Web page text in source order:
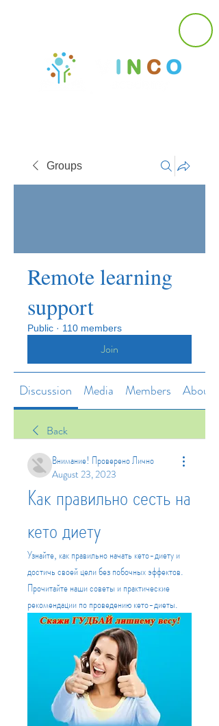
Groups
Remote learning
support
Public · 110 members
Join
Discussion Media Members About
Back
Внимание! Проверено Лично
August 23, 2023
Как правильно сесть на
кето диету
Узнайте, как правильно начать кето-диету и
достичь своей цели без побочных эффектов.
Прочитайте наши советы и практические
рекомендации по проведению кето-диеты.